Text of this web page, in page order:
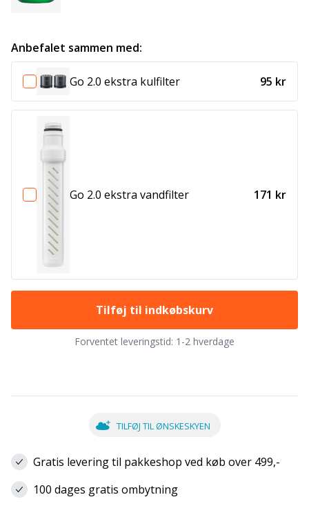
Anbefalet sammen med:
Go 2.0 ekstra kulfilter 95 kr
Go 2.0 ekstra vandfilter 171 kr
Tilføj til indkøbskurv
Forventet leveringstid: 1-2 hverdage
TILFØJ TIL ØNSKESKYEN
Gratis levering til pakkeshop ved køb over 499,-
100 dages gratis ombytning